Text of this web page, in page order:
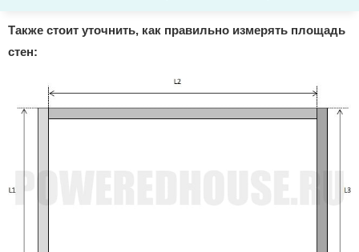
Также стоит уточнить, как правильно измерять площадь
стен: